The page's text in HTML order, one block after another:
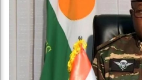
du tout premier Sénat
de nouvelles